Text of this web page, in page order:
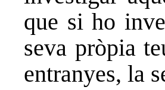
que si ho
seva pròpia
entranyes, la